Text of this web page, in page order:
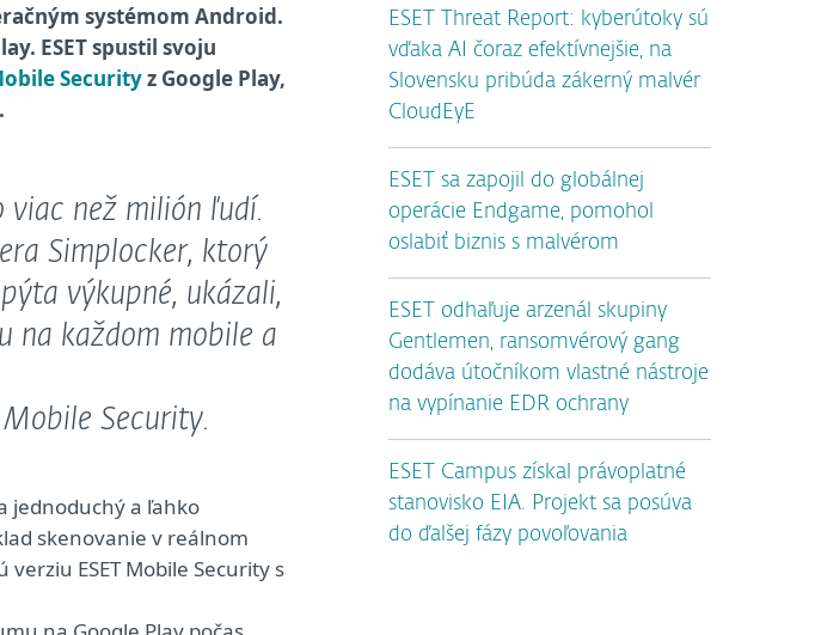
systémom Android.
ESET spustil svoju
Securityz Google Play,
viac než milión ľudí.
Simplocker, ktorý
výkupné, ukázali,
na každom mobile a
Security.
jednoduchý a ľahko
skenovanie v reálnom
ESET Mobile Security s
ESET Threat Report: kyberútoky sú
vďaka AI čoraz efektívnejšie, na
Slovensku pribúda zákerný malvér
CloudEyE
ESET sa zapojil do globálnej
operácie Endgame, pomohol
oslabiť biznis s malvérom
ESET odhaľuje arzenál skupiny
Gentlemen, ransomvérový gang
dodáva útočníkom vlastné nástroje
na vypínanie EDR ochrany
ESET Campus získal právoplatné
stanovisko EIA. Projekt sa posúva
do ďalšej fázy povoľovania